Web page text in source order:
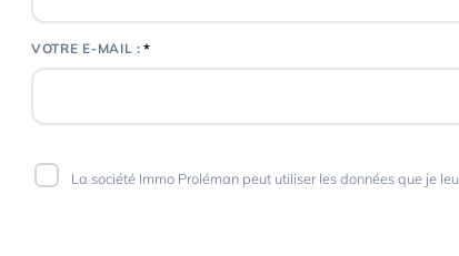
VOTRE E-MAIL : *
La société Immo Proléman peut utiliser les données que je